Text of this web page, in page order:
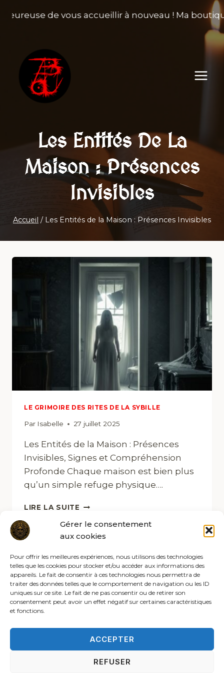
Gérer le consentement
aux cookies
Pour offrir les meilleures expériences, nous utilisons des technologies
telles que les cookies pour stocker et/ou accéder aux informations des
appareils. Le fait de consentir à ces technologies nous permettra de
traiter des données telles que le comportement de navigation ou les ID
uniques sur ce site. Le fait de ne pas consentir ou de retirer son
consentement peut avoir un effet négatif sur certaines caractéristiques
et fonctions.
ACCEPTER
REFUSER
de vous accueillir à nouveau ! Ma
Les Entités De La
Maison : Présences
Invisibles
Accueil / Les Entités de la Maison : Présences Invisibles
LE GRIMOIRE DES RITES DE LA SYBILLE
Par Isabelle 27 juillet 2025
Les Entités de la Maison : Présences
Invisibles, Signes et Compréhension
Profonde Chaque maison est bien plus
qu’un simple refuge physique….
LIRE LA SUITE
© 2026 Les rites de la sybille